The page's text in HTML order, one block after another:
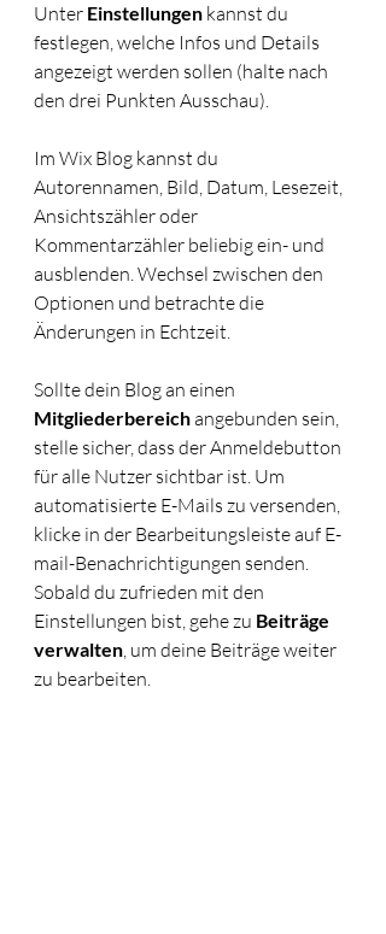
Unter Einstellungen kannst du
festlegen, welche Infos und Details
angezeigt werden sollen (halte nach
den drei Punkten Ausschau).
Im Wix Blog kannst du
Autorennamen, Bild, Datum, Lesezeit,
Ansichtszähler oder
Kommentarzähler beliebig ein- und
ausblenden. Wechsel zwischen den
Optionen und betrachte die
Änderungen in Echtzeit.
Sollte dein Blog an einen
Mitgliederbereich angebunden sein,
stelle sicher, dass der Anmeldebutton
für alle Nutzer sichtbar ist. Um
automatisierte E-Mails zu versenden,
klicke in der Bearbeitungsleiste auf E-
mail-Benachrichtigungen senden.
Sobald du zufrieden mit den
Einstellungen bist, gehe zu Beiträge
verwalten, um deine Beiträge weiter
zu bearbeiten.